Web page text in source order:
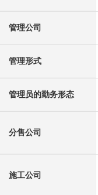
管理公司
管理形式
管理员的勤务形态
分售公司
施工公司